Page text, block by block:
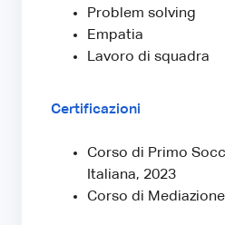
Problem solving
Empatia
Lavoro di squadra
Certificazioni
Corso di Primo
Italiana, 2023
Corso di